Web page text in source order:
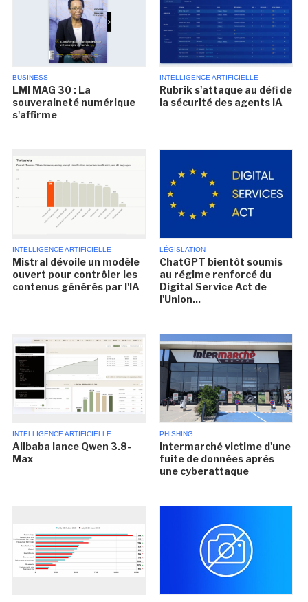
BUSINESS
LMI MAG 30 : La
souveraineté numérique
s'affirme
INTELLIGENCE ARTIFICIELLE
Rubrik s'attaque au défi de
la sécurité des agents IA
INTELLIGENCE ARTIFICIELLE
Mistral dévoile un modèle
ouvert pour contrôler les
contenus générés par l'IA
LÉGISLATION
ChatGPT bientôt soumis
au régime renforcé du
Digital Service Act de
l'Union...
INTELLIGENCE ARTIFICIELLE
Alibaba lance Qwen 3.8-
Max
PHISHING
Intermarché victime d'une
fuite de données après
une cyberattaque